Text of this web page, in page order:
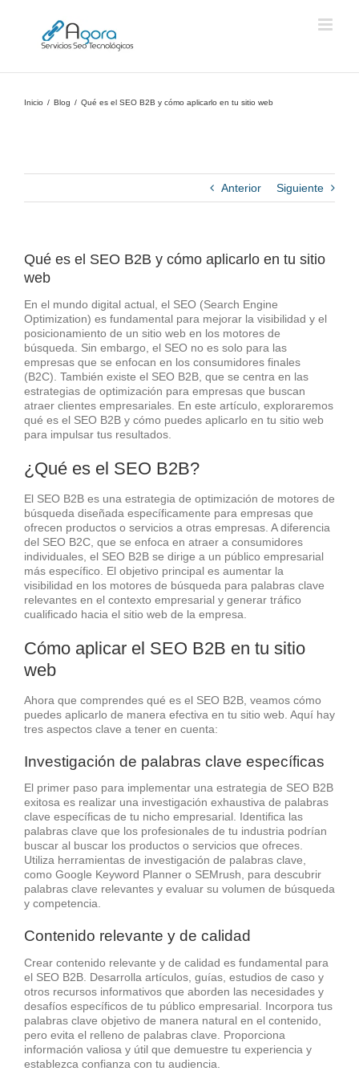
contenido
Inicio Blog Qué es el SEO B2B y cómo aplicarlo en tu sitio web
Anterior Siguiente
Qué es el SEO B2B y cómo aplicarlo en tu sitio
web
En el mundo digital actual, el SEO (Search Engine
Optimization) es fundamental para mejorar la visibilidad y el
posicionamiento de un sitio web en los motores de
búsqueda. Sin embargo, el SEO no es solo para las
empresas que se enfocan en los consumidores finales
(B2C). También existe el SEO B2B, que se centra en las
estrategias de optimización para empresas que buscan
atraer clientes empresariales. En este artículo, exploraremos
qué es el SEO B2B y cómo puedes aplicarlo en tu sitio web
para impulsar tus resultados.
¿Qué es el SEO B2B?
El SEO B2B es una estrategia de optimización de motores de
búsqueda diseñada específicamente para empresas que
ofrecen productos o servicios a otras empresas. A diferencia
del SEO B2C, que se enfoca en atraer a consumidores
individuales, el SEO B2B se dirige a un público empresarial
más específico. El objetivo principal es aumentar la
visibilidad en los motores de búsqueda para palabras clave
relevantes en el contexto empresarial y generar tráfico
cualificado hacia el sitio web de la empresa.
Cómo aplicar el SEO B2B en tu sitio
web
Ahora que comprendes qué es el SEO B2B, veamos cómo
puedes aplicarlo de manera efectiva en tu sitio web. Aquí hay
tres aspectos clave a tener en cuenta:
Investigación de palabras clave específicas
El primer paso para implementar una estrategia de SEO B2B
exitosa es realizar una investigación exhaustiva de palabras
clave específicas de tu nicho empresarial. Identifica las
palabras clave que los profesionales de tu industria podrían
buscar al buscar los productos o servicios que ofreces.
Utiliza herramientas de investigación de palabras clave,
como Google Keyword Planner o SEMrush, para descubrir
palabras clave relevantes y evaluar su volumen de búsqueda
y competencia.
Contenido relevante y de calidad
Crear contenido relevante y de calidad es fundamental para
el SEO B2B. Desarrolla artículos, guías, estudios de caso y
otros recursos informativos que aborden las necesidades y
desafíos específicos de tu público empresarial. Incorpora tus
palabras clave objetivo de manera natural en el contenido,
pero evita el relleno de palabras clave. Proporciona
información valiosa y útil que demuestre tu experiencia y
establezca confianza con tu audiencia.